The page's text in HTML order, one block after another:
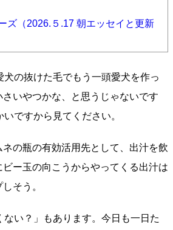
ズ（2026.５.17 朝エッセイと更新
犬の抜けた毛でもう一頭愛犬を作っ
さいやつかな、と思うじゃないです
ですから見てください。
の瓶の有効活用先として、出汁を飲
ー玉の向こうからやってくる出汁は
そう。
ない？」もあります。今日も一日た